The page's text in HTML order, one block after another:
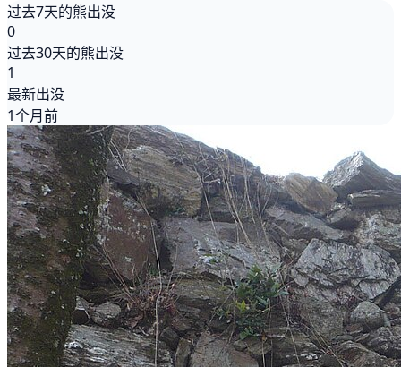
过去7天的熊出没
0
过去30天的熊出没
1
最新出没
1个月前